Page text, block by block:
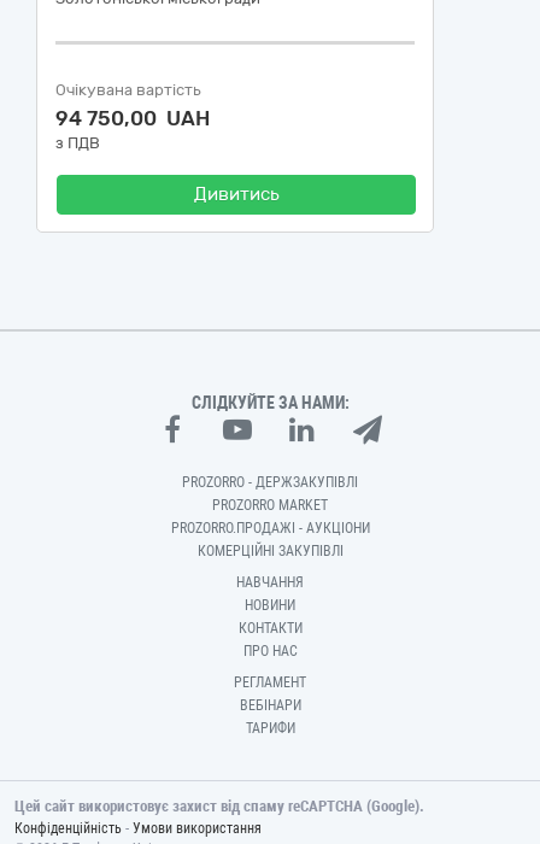
Очікувана вартість
94 750,00 UAH
з ПДВ
Дивитись
СЛІДКУЙТЕ ЗА НАМИ:
PROZORRO - ДЕРЖЗАКУПІВЛІ
PROZORRO MARKET
PROZORRO.ПРОДАЖІ - АУКЦІОНИ
КОМЕРЦІЙНІ ЗАКУПІВЛІ
НАВЧАННЯ
НОВИНИ
КОНТАКТИ
ПРО НАС
РЕГЛАМЕНТ
ВЕБІНАРИ
ТАРИФИ
Цей сайт використовує захист від спаму reCAPTCHA (Google).
Конфіденційність - Умови використання